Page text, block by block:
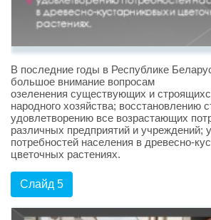
В последние годы в Республике
большое внимание вопросам
озеленения существующих и
народного хозяйства; восстановлению
удовлетворению все возрастающих
различных предприятий и учреждений;
потребностей населения в древесно-
цветочных растениях.
Слайд 5